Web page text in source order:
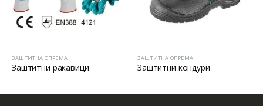
ОПРЕМА
ракавици
ЗАШТИТНА ОПРЕМА
Заштитни кондури